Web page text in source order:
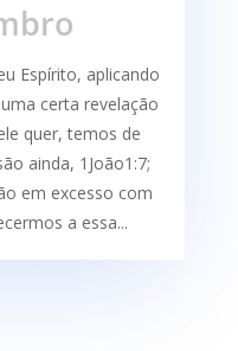
Espírito, aplicando
certa re­velação
quer, temos de
ainda, 1João1:7;
em excesso com
a essa...